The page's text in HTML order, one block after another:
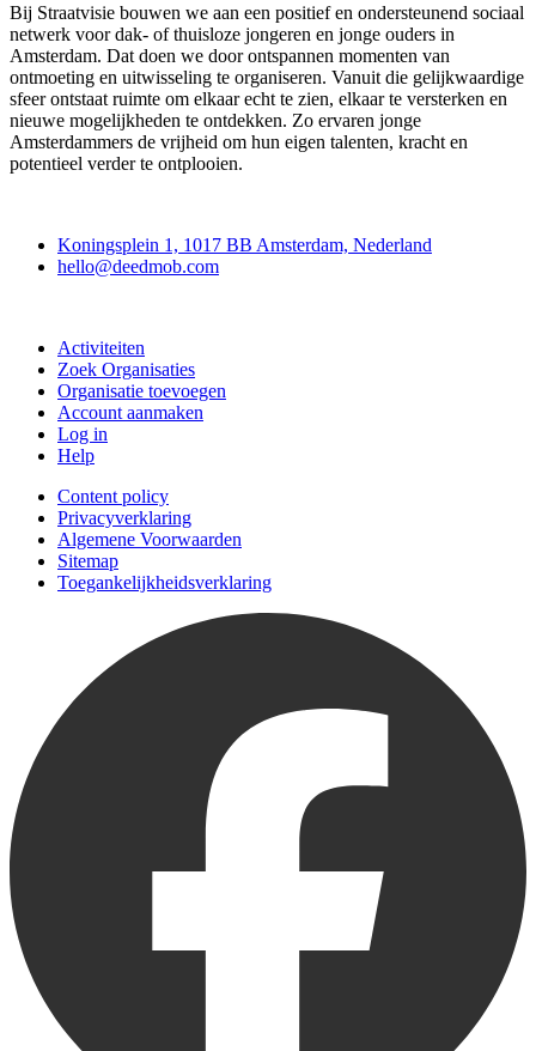
Bij Straatvisie bouwen we aan een positief en ondersteunend sociaal
netwerk voor dak- of thuisloze jongeren en jonge ouders in
Amsterdam. Dat doen we door ontspannen momenten van
ontmoeting en uitwisseling te organiseren. Vanuit die gelijkwaardige
sfeer ontstaat ruimte om elkaar echt te zien, elkaar te versterken en
nieuwe mogelijkheden te ontdekken. Zo ervaren jonge
Amsterdammers de vrijheid om hun eigen talenten, kracht en
potentieel verder te ontplooien.
Koningsplein 1, 1017 BB Amsterdam, Nederland
hello@deedmob.com
Activiteiten
Zoek Organisaties
Organisatie toevoegen
Account aanmaken
Log in
Help
Content policy
Privacyverklaring
Algemene Voorwaarden
Sitemap
Toegankelijkheidsverklaring